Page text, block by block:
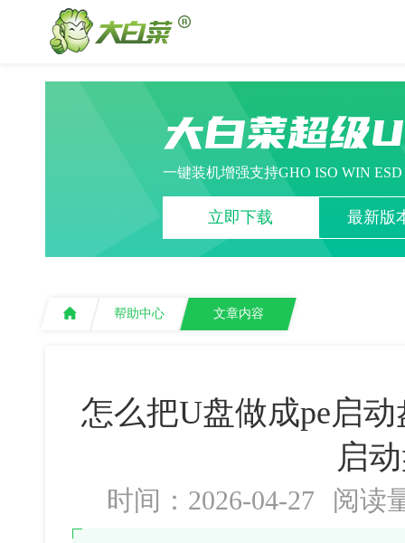
大白菜超级
一键装机增强支持GHO ISO WIN
立即下载 最新版
帮助中心 文章内容
怎么把U盘做成pe启
启
时间：2026-04-27 阅读